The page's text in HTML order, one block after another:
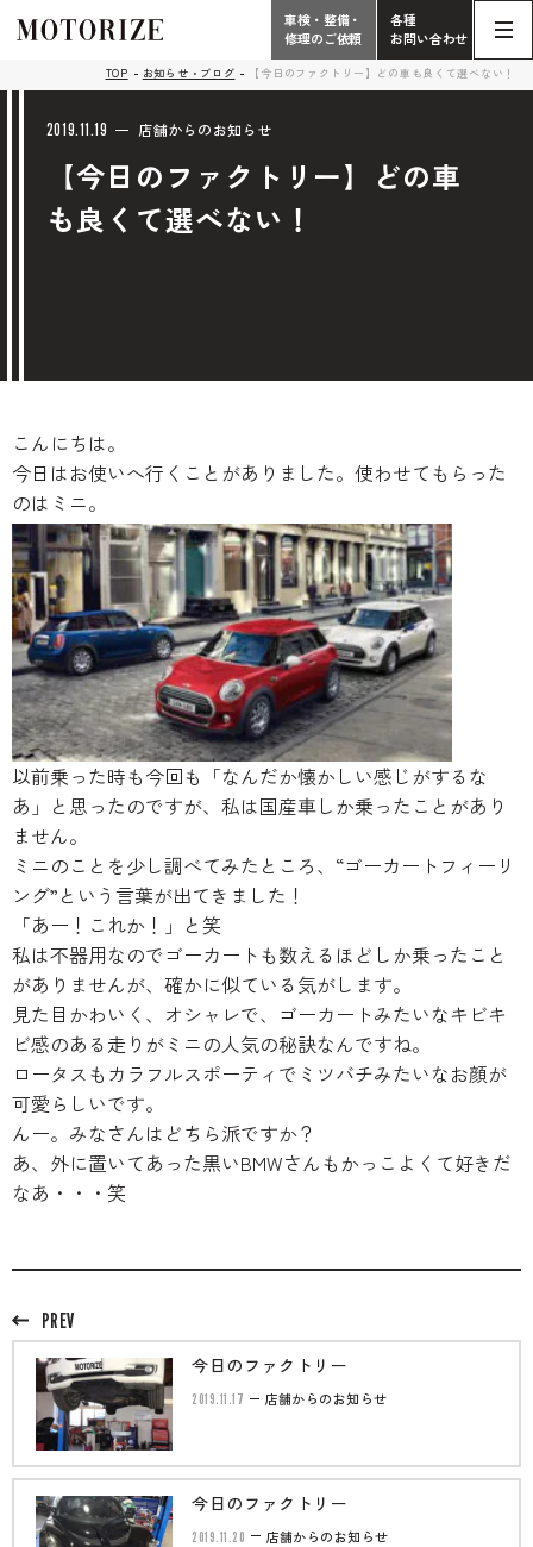
こだわり
中古車探しのご依頼/その他
お問い合わせフォーム
ブランド紹介
ブログ
お客様の声
ケータハム岐阜
プライバシーポリシー
Phone
電話受付時間 10:00 - 18:30（月曜定休）
お問い合わせ総合
Contact Form
24時間受付対応の
お問い合わせフォームはこちら
車検・整備・修理のご依頼
買取査定のご依頼
その他のお問い合わせ
中古車探しのご依頼・レンタカーのご相談
電話・メールなどのご連絡方法意外にも、オンラインで
のご相談も可能です。
お問い合わせフォームにて、オンラインでのご連絡をご
希望ください。
Contact
車検・整備・
修理のご依頼
各種
お問い合わせ
TOP お知らせ・ブログ 【今日のファクトリー】どの車も良くて選べない！
2019.11.19 店舗からのお知らせ
【今日のファクトリー】どの車
も良くて選べない！
こんにちは。
今日はお使いへ行くことがありました。使わせてもらった
のはミニ。
以前乗った時も今回も「なんだか懐かしい感じがするな
あ」と思ったのですが、私は国産車しか乗ったことがあり
ません。
ミニのことを少し調べてみたところ、“ゴーカートフィーリ
ング”という言葉が出てきました！
「あー！これか！」と笑
私は不器用なのでゴーカートも数えるほどしか乗ったこと
がありませんが、確かに似ている気がします。
見た目かわいく、オシャレで、ゴーカートみたいなキビキ
ビ感のある走りがミニの人気の秘訣なんですね。
ロータスもカラフルスポーティでミツバチみたいなお顔が
可愛らしいです。
んー。みなさんはどちら派ですか？
あ、外に置いてあった黒いBMWさんもかっこよくて好きだ
なあ・・・笑
PREV
今日のファクトリー
2019.11.17 店舗からのお知らせ
今日のファクトリー
2019.11.20 店舗からのお知らせ